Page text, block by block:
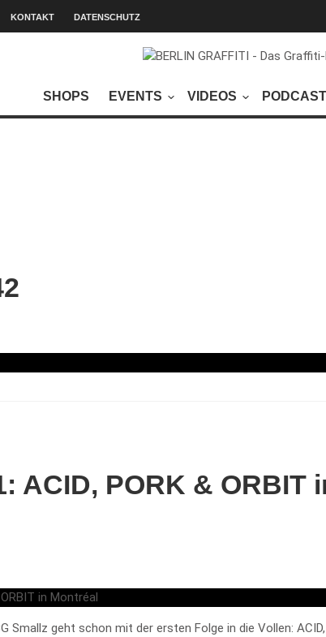
KONTAKT DATENSCHUTZ
SHOPS EVENTS VIDEOS
ACID, PORK & ORBIT
Smallz geht schon mit der ersten Folge in die Vollen: ACID,